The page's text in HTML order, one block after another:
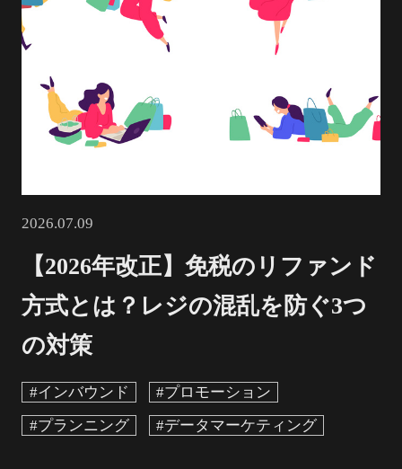
2026.07.09
【2026年改正】免税のリファンド
方式とは？レジの混乱を防ぐ3つ
の対策
#インバウンド
#プロモーション
#プランニング
#データマーケティング